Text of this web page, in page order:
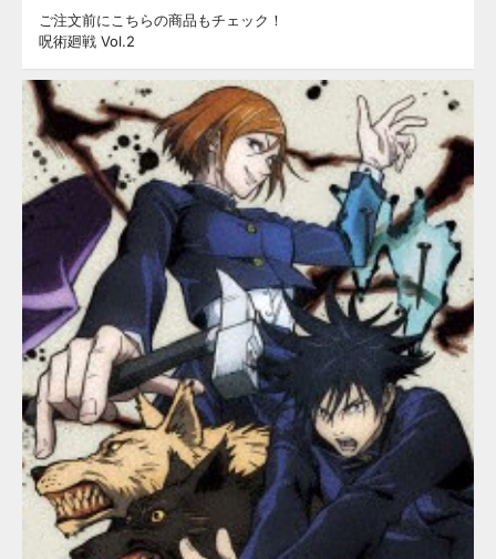
ご注文前にこちらの商品もチェック！
呪術廻戦 Vol.2